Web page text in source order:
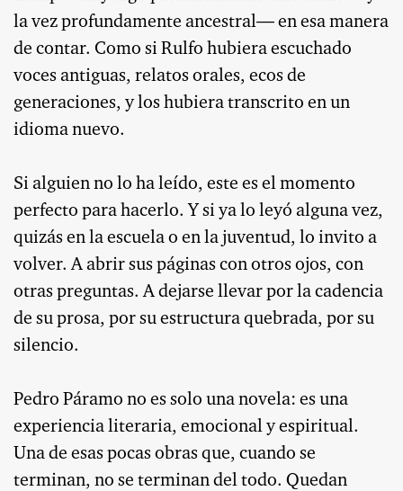
la vez profundamente ancestral— en esa manera
de contar. Como si Rulfo hubiera escuchado
voces antiguas, relatos orales, ecos de
generaciones, y los hubiera transcrito en un
idioma nuevo.
Si alguien no lo ha leído, este es el momento
perfecto para hacerlo. Y si ya lo leyó alguna vez,
quizás en la escuela o en la juventud, lo invito a
volver. A abrir sus páginas con otros ojos, con
otras preguntas. A dejarse llevar por la cadencia
de su prosa, por su estructura quebrada, por su
silencio.
Pedro Páramo no es solo una novela: es una
experiencia literaria, emocional y espiritual.
Una de esas pocas obras que, cuando se
terminan, no se terminan del todo. Quedan